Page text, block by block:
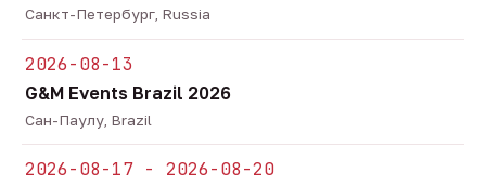
Санкт-Петербург, Russia
2026-08-13
G&M Events Brazil 2026
Сан-Паулу, Brazil
2026-08-17 - 2026-08-20